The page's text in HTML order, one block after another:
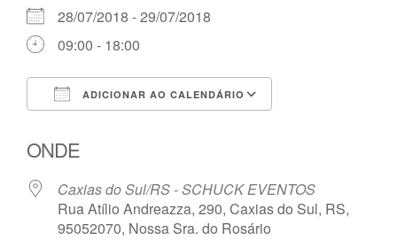
28/07/2018 - 29/07/2018
09:00 - 18:00
ADICIONAR AO CALENDÁRIO
ONDE
Caxias do Sul/RS - SCHUCK EVENTOS
Rua Atílio Andreazza, 290, Caxias do Sul, RS,
95052070, Nossa Sra. do Rosário